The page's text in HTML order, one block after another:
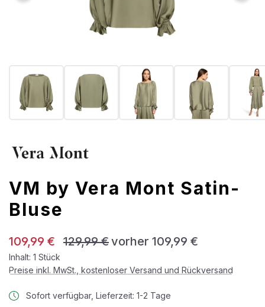
VM by Vera Mont Satin-
Bluse
Verkaufspreis:
109,99 € Regulärer Preis:
129,99 €vorher 109,99 €
Inhalt: 1 Stück
Preise inkl. MwSt., kostenloser Versand und Rückversand
Sofort verfügbar, Lieferzeit: 1-2 Tage